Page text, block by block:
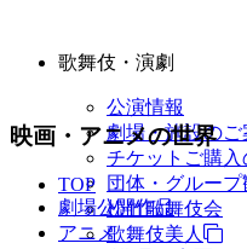
歌舞伎・演劇
公演情報
劇場・施設のご
チケットご購入
団体・グルー
松竹歌舞伎会
歌舞伎美人
映画・アニメの世界
TOP
劇場公開作品
アニメ